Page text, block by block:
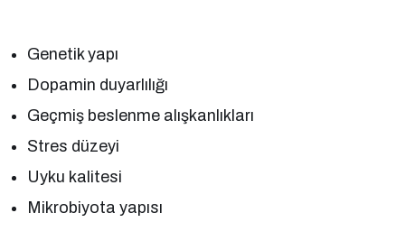
Genetik yapı
Dopamin duyarlılığı
Geçmiş beslenme alışkanlıkları
Stres düzeyi
Uyku kalitesi
Mikrobiyota yapısı